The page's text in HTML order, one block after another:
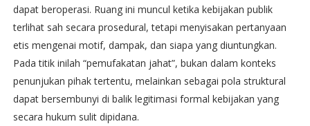
dapat beroperasi. Ruang ini muncul ketika kebijakan publik
terlihat sah secara prosedural, tetapi menyisakan pertanyaan
etis mengenai motif, dampak, dan siapa yang diuntungkan.
Pada titik inilah “pemufakatan jahat”, bukan dalam konteks
penunjukan pihak tertentu, melainkan sebagai pola struktural
dapat bersembunyi di balik legitimasi formal kebijakan yang
secara hukum sulit dipidana.